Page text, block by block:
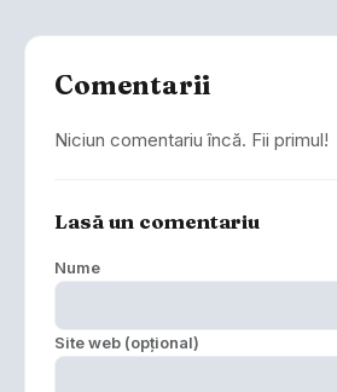
Comentarii
Niciun comentariu încă. Fii primul!
Lasă un comentariu
Nume
Site web (opțional)